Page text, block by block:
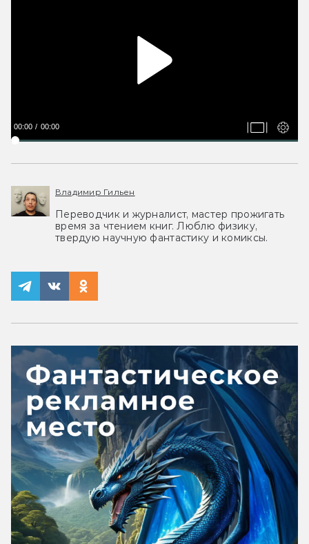
00:00 00:00
Владимир Гильен
Переводчик и журналист, мастер прожигать
время за чтением книг. Люблю физику,
твердую научную фантастику и комиксы.